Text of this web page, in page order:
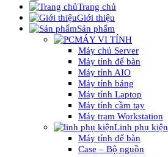
Trang chủ
Giới thiệu
Sản phẩm
MÁY VI TÍNH
Máy chủ Server
Máy tính để bàn
Máy tính AIO
Máy tính bảng
Máy tính Laptop
Máy tính cầm tay
Máy trạm Workstation
Linh phụ kiện
Máy tính để bàn
Case – Bộ nguồn